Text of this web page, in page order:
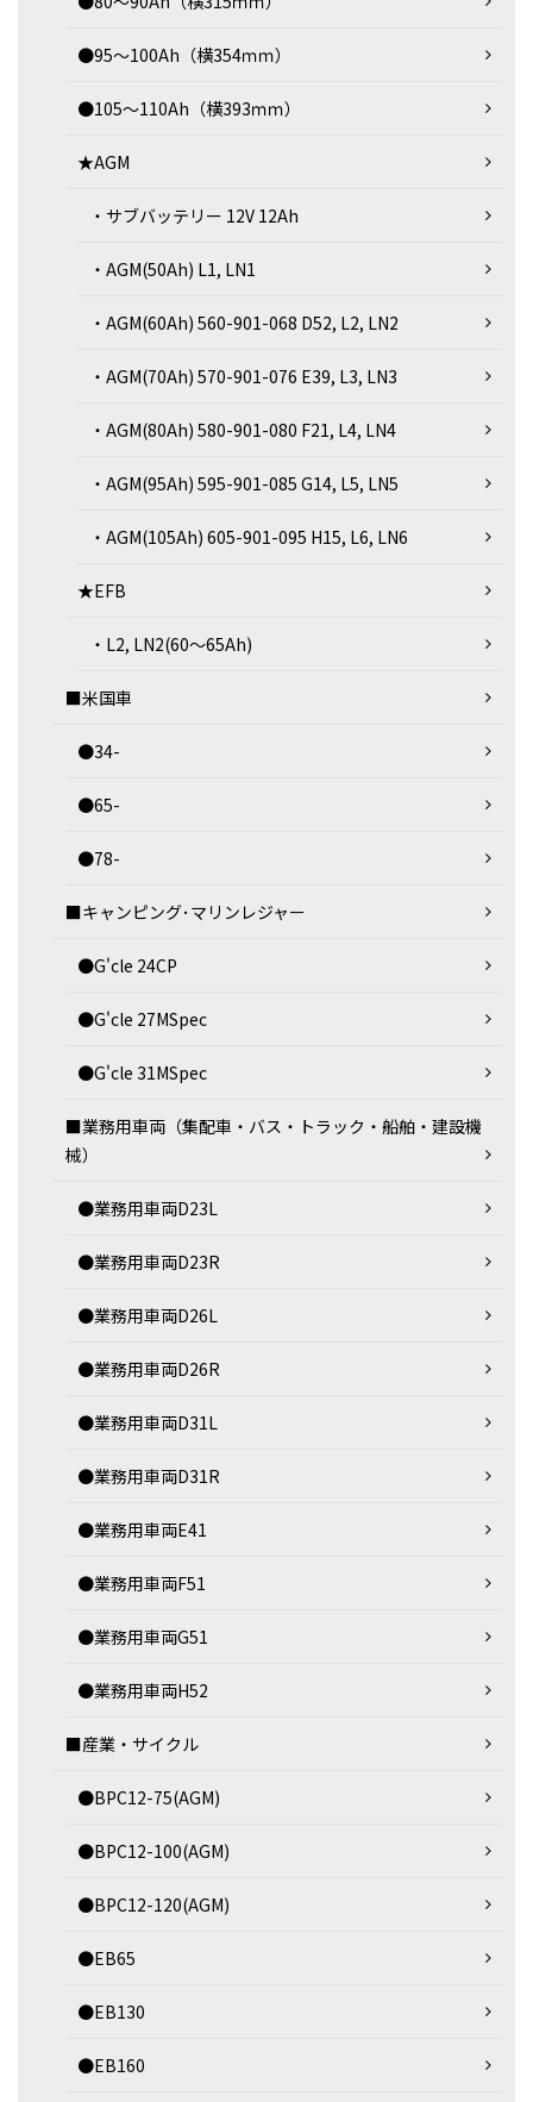
●95～100Ah（横354ｍｍ）
●105～110Ah（横393ｍｍ）
★AGM
・サブバッテリー 12V 12Ah
・AGM(50Ah) L1, LN1
・AGM(60Ah) 560-901-068 D52, L2, LN2
・AGM(70Ah) 570-901-076 E39, L3, LN3
・AGM(80Ah) 580-901-080 F21, L4, LN4
・AGM(95Ah) 595-901-085 G14, L5, LN5
・AGM(105Ah) 605-901-095 H15, L6, LN6
★EFB
・L2, LN2(60～65Ah)
■米国車
●34-
●65-
●78-
■キャンピング･マリンレジャー
●G'cle 24CP
●G'cle 27MSpec
●G'cle 31MSpec
■業務用車両（集配車・バス・トラック・船舶・建設機
械）
●業務用車両D23L
●業務用車両D23R
●業務用車両D26L
●業務用車両D26R
●業務用車両D31L
●業務用車両D31R
●業務用車両E41
●業務用車両F51
●業務用車両G51
●業務用車両H52
■産業・サイクル
●BPC12-75(AGM)
●BPC12-100(AGM)
●BPC12-120(AGM)
●EB65
●EB130
●EB160